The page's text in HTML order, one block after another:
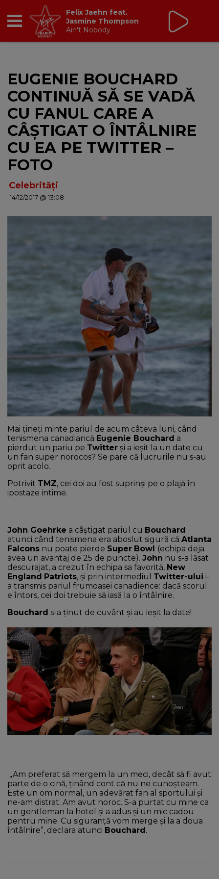
BREAKFAST
TIC TALK
CÂȘTIGĂ
HOT 30
DANCEFLOOR CHART
CONTUL MEU
Virgin Radio Music
00:00 - 08:00
EUGENIE BOUCHARD
CONTINUĂ SĂ SE VADĂ
CU FANUL CARE A
CÂȘTIGAT O ÎNTÂLNIRE
CU EA PE TWITTER –
FOTO
Celebrități
14/12/2017 @ 13:08
Mai țineți minte pariul de acum câteva luni, când
tenismena canadiancă Eugenie Bouchard a
pierdut un pariu pe Twitter și a ieșit la un date cu
un fan super norocos? Se pare că lucrurile nu s-au
oprit acolo.
Potrivit TMZ, cei doi au fost suprinși pe o plajă în
ipostaze intime.
John Goehrke a câștigat pariul cu Bouchard
atunci când tenismena era aboslut sigură că Atlanta
Falcons nu poate pierde Super Bowl (echipa deja
avea un avantaj de 25 de puncte). John nu s-a lăsat
descurajat, a crezut în echipa sa favorită, New
England Patriots, și prin intermediul Twitter-ului i-
a transmis pariul frumoasei canadience: dacă scorul
e întors, cei doi trebuie să iasă la o întâlnire.
Bouchard s-a ținut de cuvânt și au ieșit la date!
„Am preferat să mergem la un meci, decât să fi avut
parte de o cină, ţinând cont că nu ne cunoşteam.
Este un om normal, un adevărat fan al sportului şi
ne-am distrat. Am avut noroc. S-a purtat cu mine ca
un gentleman la hotel și a adus și un mic cadou
pentru mine. Cu siguranță vom merge și la a doua
întâlnire”, declara atunci Bouchard.